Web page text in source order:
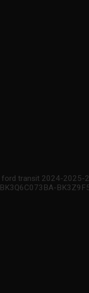
ford transit 2024-